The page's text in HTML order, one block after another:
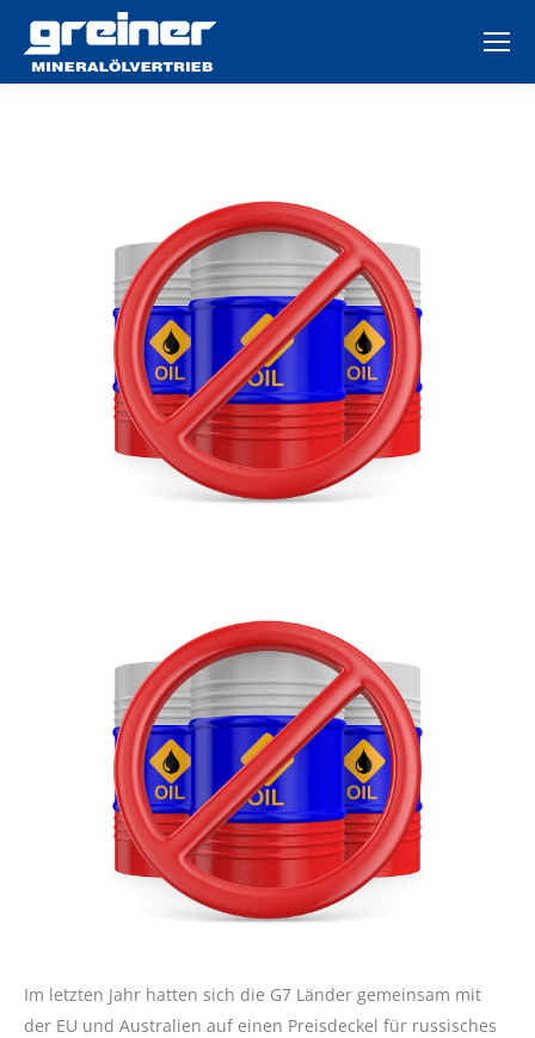
Im letzten Jahr hatten sich die G7 Länder gemeinsam mit
der EU und Australien auf einen Preisdeckel für russisches